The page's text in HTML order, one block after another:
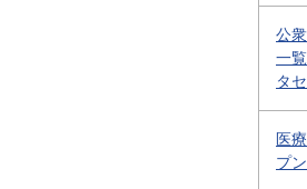
公
一
タ
医
プ